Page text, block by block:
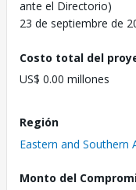
ante el Directorio)
23 de septiembre de
Costo total del
US$ 0.00 millones
Región
Eastern and Southern
Monto del